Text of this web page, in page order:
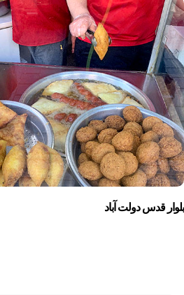
بلوار قدس دولت آباد